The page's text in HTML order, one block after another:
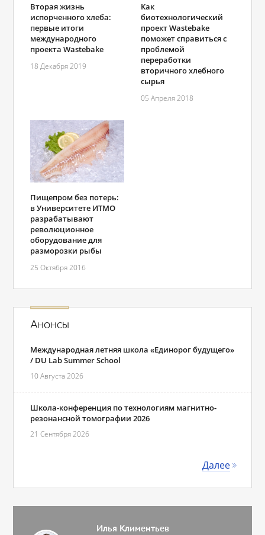
Вторая жизнь
испорченного хлеба:
первые итоги
международного
проекта Wastebake
18 Декабря 2019
Как
биотехнологический
проект Wastebake
поможет справиться с
проблемой
переработки
вторичного хлебного
сырья
05 Апреля 2018
Пищепром без потерь:
в Университете ИТМО
разрабатывают
революционное
оборудование для
разморозки рыбы
25 Октября 2016
Анонсы
Международная летняя школа «Единорог будущего»
/ DU Lab Summer School
10 Августа 2026
Школа-конференция по технологиям магнитно-
резонансной томографии 2026
21 Сентября 2026
Далее
Илья Климентьев